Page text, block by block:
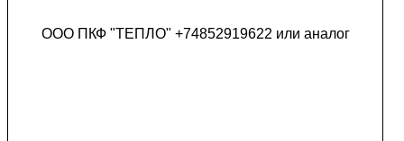
ООО ПКФ "ТЕПЛО" +74852919622 или аналог